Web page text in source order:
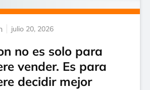
julio 20, 2026
no es solo para
vender. Es para
decidir mejor